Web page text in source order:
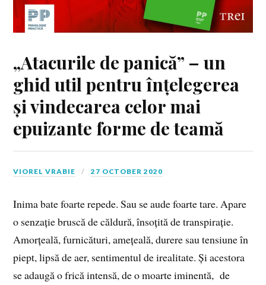
„Atacurile de panică” – un
ghid util pentru înțelegerea
și vindecarea celor mai
epuizante forme de teamă
VIOREL VRABIE 27 OCTOBER 2020
Inima bate foarte repede. Sau se aude foarte tare. Apare
o senzație bruscă de căldură, însoțită de transpirație.
Amorțeală, furnicături, amețeală, durere sau tensiune în
piept, lipsă de aer, sentimentul de irealitate. Și acestora
se adaugă o frică intensă, de o moarte iminentă, de